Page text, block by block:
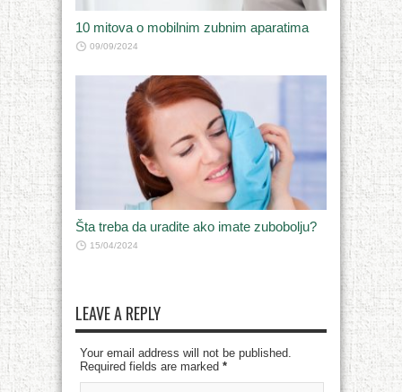
10 mitova o mobilnim zubnim aparatima
09/09/2024
Šta treba da uradite ako imate zubobolju?
15/04/2024
LEAVE A REPLY
Your email address will not be published.
Required fields are marked *